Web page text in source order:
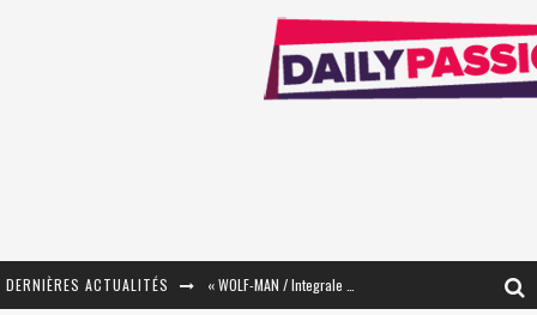
DERNIÈRES ACTUALITÉS